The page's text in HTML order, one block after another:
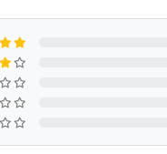
có nhu cầu sử dụng
quản lý và giám sát từ
lý và theo dõi tình